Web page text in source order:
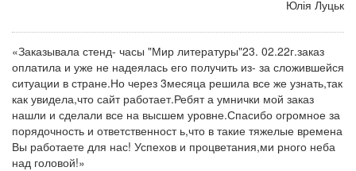
Юлія Луцьк
«Заказывала стенд- часы "Мир литературы"23. 02.22г.заказ
оплатила и уже не надеялась его получить из- за сложившейся
ситуации в стране.Но через 3месяца решила все же узнать,так
как увидела,что сайт работает.Ребят а умнички мой заказ
нашли и сделали все на высшем уровне.Спасибо огромное за
порядочность и ответственност ь,что в такие тяжелые времена
Вы работаете для нас! Успехов и процветания,ми рного неба
над головой!»